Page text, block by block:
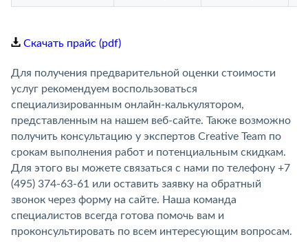
Скачать прайс (pdf)
Для получения предварительной оценки стоимости
услуг рекомендуем воспользоваться
специализированным онлайн-калькулятором,
представленным на нашем веб-сайте. Также возможно
получить консультацию у экспертов Creative Team по
срокам выполнения работ и потенциальным скидкам.
Для этого вы можете связаться с нами по телефону +7
(495) 374-63-61 или оставить заявку на обратный
звонок через форму на сайте. Наша команда
специалистов всегда готова помочь вам и
проконсультировать по всем интересующим вопросам.